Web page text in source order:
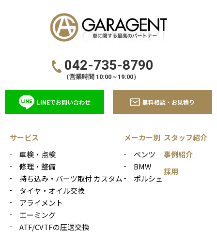
042-735-8790
（営業時間 10:00～19:00）
LINEでお問い合わせ 無料相談・お見積り
サービス
車検・点検
修理・整備
持ち込み・パーツ取付 カスタム
タイヤ・オイル交換
アライメント
エーミング
ATF/CVTFの圧送交換
メーカー別
ベンツ
BMW
ポルシェ
スタッフ紹介
事例紹介
採用